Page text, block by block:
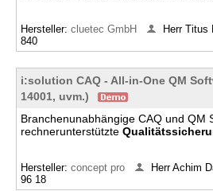
Hersteller: cluetec GmbH Herr Titus
840
i:solution CAQ - All-in-One QM
14001, uvm.)
Branchenunabhängige CAQ und QM
rechnerunterstützte
Hersteller: concept pro Herr Achim
96 18